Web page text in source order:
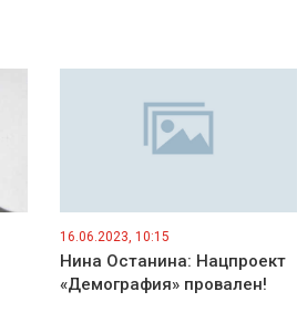
16.06.2023, 10:15
Нина Останина: Нацпроект
«Демография» провален!